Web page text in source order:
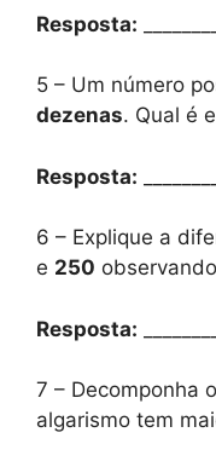
Resposta:
5 – Um número
dezenas. Qual é
Resposta:
6 – Explique a
e 250
Resposta:
7 – Decomponha
algarismo tem